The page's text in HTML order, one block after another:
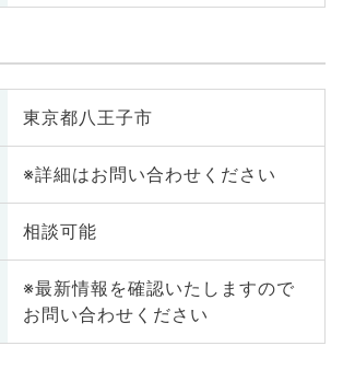
東京都八王子市
※詳細はお問い合わせください
相談可能
※最新情報を確認いたしますので
お問い合わせください